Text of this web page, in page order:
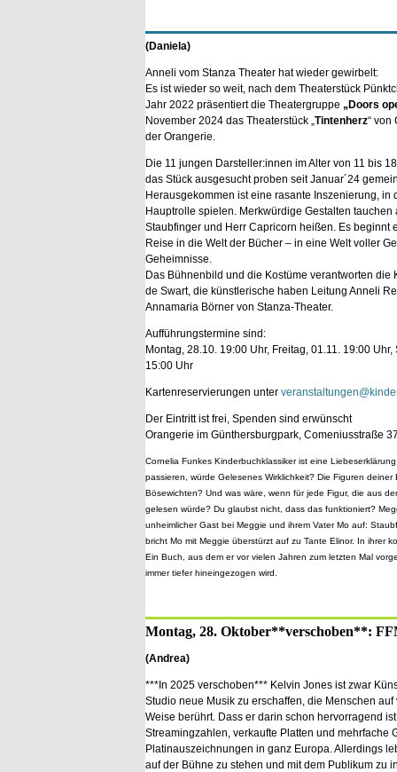
(Daniela)
Anneli vom Stanza Theater hat wieder gewirbelt:
Es ist wieder so weit, nach dem Theaterstück
Jahr 2022 präsentiert die Theatergruppe „Doors
November 2024 das Theaterstück „Tintenherz“ von
der Orangerie.
Die 11 jungen Darsteller:innen im Alter von 11 bis
das Stück ausgesucht proben seit Januar´24
Herausgekommen ist eine rasante Inszenierung, in
Hauptrolle spielen. Merkwürdige Gestalten tauchen
Staubfinger und Herr Capricorn heißen. Es beginnt
Reise in die Welt der Bücher – in eine Welt voller
Geheimnisse.
Das Bühnenbild und die Kostüme verantworten die
de Swart, die künstlerische haben Leitung Anneli
Annamaria Börner von Stanza-Theater.
Aufführungstermine sind:
Montag, 28.10. 19:00 Uhr, Freitag, 01.11. 19:00 Uhr,
15:00 Uhr
Kartenreservierungen unter
Der Eintritt ist frei, Spenden sind erwünscht
Orangerie im Günthersburgpark, Comeniusstraße
Cornelia Funkes Kinderbuchklassiker ist eine
passieren, würde Gelesenes Wirklichkeit? Die Figuren
Bösewichten? Und was wäre, wenn für jede Figur, die aus
gelesen würde? Du glaubst nicht, dass das funktioniert?
unheimlicher Gast bei Meggie und ihrem Vater Mo auf:
bricht Mo mit Meggie überstürzt auf zu Tante Elinor. In ihrer
Ein Buch, aus dem er vor vielen Jahren zum letzten Mal
immer tiefer hineingezogen wird.
Montag, 28. Oktober**verschoben**:
(Andrea)
***In 2025 verschoben*** Kelvin Jones ist zwar
Studio neue Musik zu erschaffen, die Menschen
Weise berührt. Dass er darin schon hervorragend
Streamingzahlen, verkaufte Platten und mehrfache
Platinauszeichnungen in ganz Europa. Allerdings
auf der Bühne zu stehen und mit dem Publikum zu